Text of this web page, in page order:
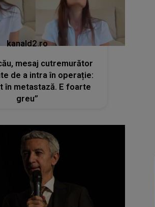
kanald2.ro
mesaj cutremurător
de a intra în operație:
în metastază. E foarte
greu”